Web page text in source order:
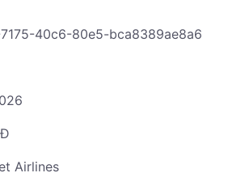
40c6-80e5-bca8389ae8a6
Airlines